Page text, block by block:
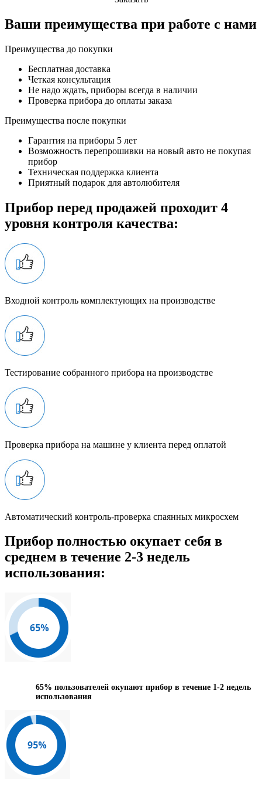
Ваши преимущества при работе с нами
Преимущества до покупки
Бесплатная доставка
Четкая консультация
Не надо ждать, приборы всегда в наличии
Проверка прибора до оплаты заказа
Преимущества после покупки
Гарантия на приборы 5 лет
Возможность перепрошивки на новый авто не покупая
прибор
Техническая поддержка клиента
Приятный подарок для автолюбителя
Прибор перед продажей проходит 4
уровня контроля качества:
Входной контроль комплектующих на производстве
Тестирование собранного прибора на производстве
Проверка прибора на машине у клиента перед оплатой
Автоматический контроль-проверка спаянных микросхем
Прибор полностью окупает себя в
среднем в течение 2-3 недель
использования:
65% пользователей окупают прибор в течение 1-2 недель
использования